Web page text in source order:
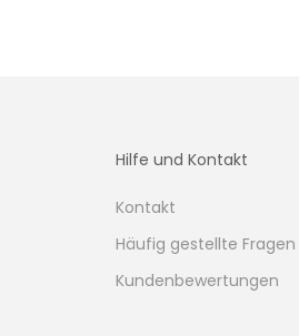
Hilfe und Kontakt
Kontakt
Häufig gestellte Fragen
Kundenbewertungen